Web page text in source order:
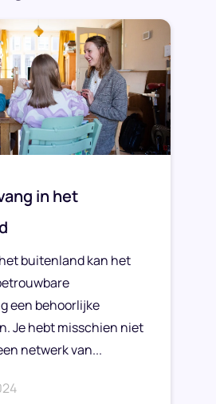
in het
buitenland kan het
een behoorlijke
Je hebt misschien niet
netwerk van...